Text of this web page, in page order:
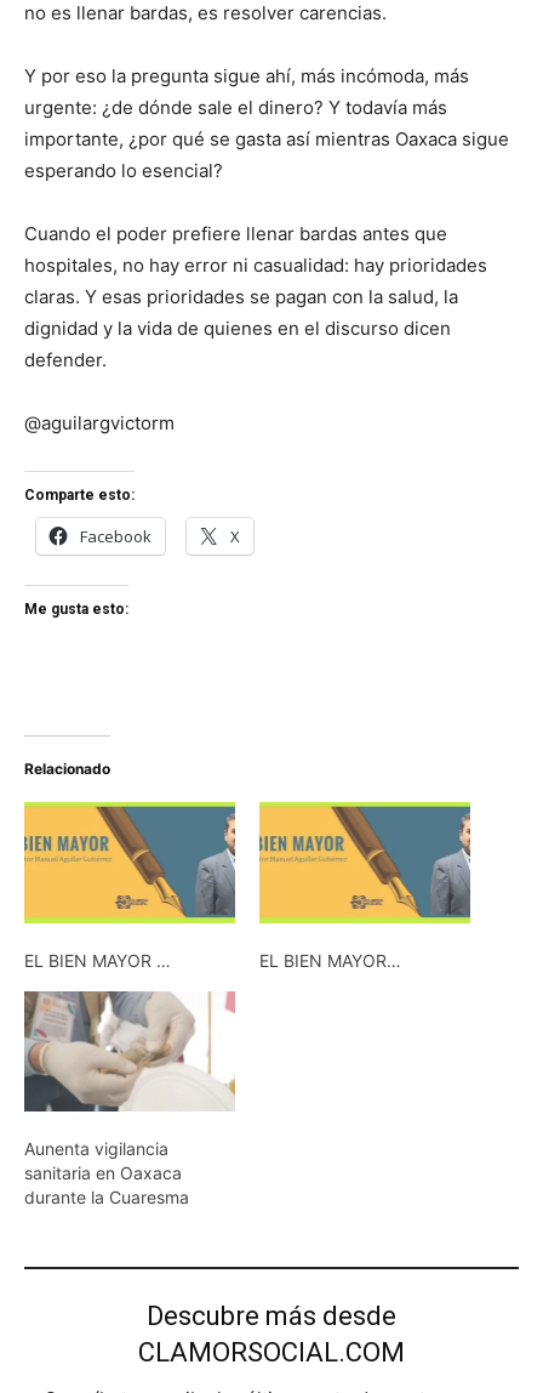
no es llenar bardas, es resolver carencias.
Y por eso la pregunta sigue ahí, más incómoda, más
urgente: ¿de dónde sale el dinero? Y todavía más
importante, ¿por qué se gasta así mientras Oaxaca sigue
esperando lo esencial?
Cuando el poder prefiere llenar bardas antes que
hospitales, no hay error ni casualidad: hay prioridades
claras. Y esas prioridades se pagan con la salud, la
dignidad y la vida de quienes en el discurso dicen
defender.
@aguilargvictorm
Comparte esto:
Facebook X
Me gusta esto:
Relacionado
EL BIEN MAYOR … EL BIEN MAYOR…
Aunenta vigilancia
sanitaria en Oaxaca
durante la Cuaresma
Descubre más desde
CLAMORSOCIAL.COM